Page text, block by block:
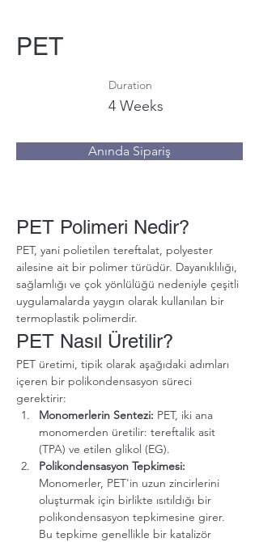
PET
Duration
4 Weeks
Anında Sipariş
PET Polimeri Nedir?
PET, yani polietilen tereftalat, polyester
ailesine ait bir polimer türüdür. Dayanıklılığı,
sağlamlığı ve çok yönlülüğü nedeniyle çeşitli
uygulamalarda yaygın olarak kullanılan bir
termoplastik polimerdir.
PET Nasıl Üretilir?
PET üretimi, tipik olarak aşağıdaki adımları
içeren bir polikondensasyon süreci
gerektirir:
Monomerlerin Sentezi: PET, iki ana
monomerden üretilir: tereftalik asit
(TPA) ve etilen glikol (EG).
Polikondensasyon Tepkimesi:
Monomerler, PET'in uzun zincirlerini
oluşturmak için birlikte ısıtıldığı bir
polikondensasyon tepkimesine girer.
Bu tepkime genellikle bir katalizör